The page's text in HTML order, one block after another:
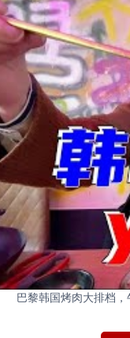
巴黎韩国烤肉大排档，